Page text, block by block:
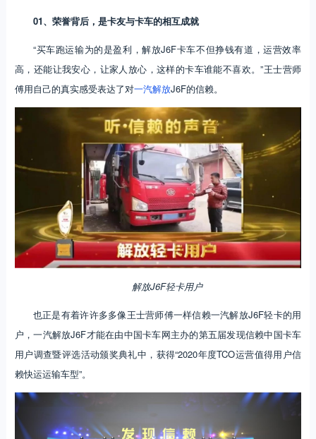
01、荣誉背后，是卡友与卡车的相互成就
“买车跑运输为的是盈利，解放J6F卡车不但挣钱有道，运营效率
高，还能让我安心，让家人放心，这样的卡车谁能不喜欢。”王士营师
傅用自己的真实感受表达了对一汽解放J6F的信赖。
解放J6F轻卡用户
也正是有着许许多多像王士营师傅一样信赖一汽解放J6F轻卡的用
户，一汽解放J6F才能在由中国卡车网主办的第五届发现信赖中国卡车
用户调查暨评选活动颁奖典礼中，获得“2020年度TCO运营值得用户信
赖快运运输车型”。